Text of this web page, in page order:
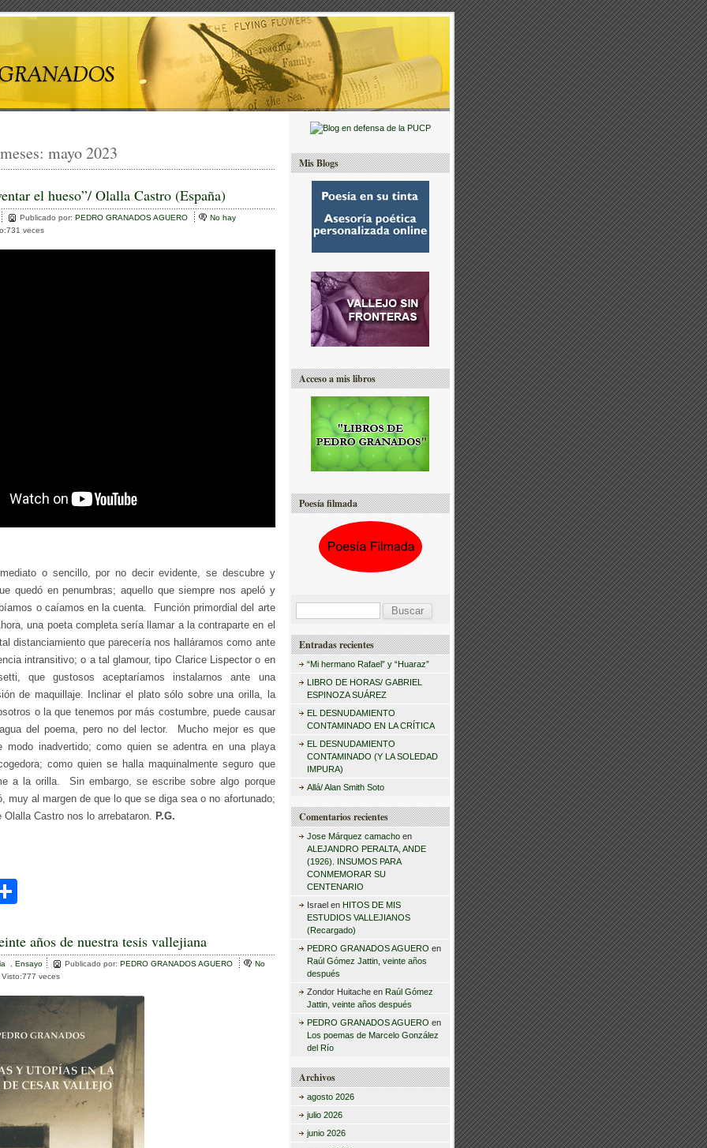
mayo 2023
el hueso”/ Olalla Castro (España)
Publicado por: PEDRO GRANADOS AGUERO
No hay
veces
o sencillo, por no decir evidente, se descubre y
quedó en penumbras; aquello que siempre nos apeló y
o caíamos en la cuenta. Función primordial del arte
una poeta completa sería llamar a la contraparte en el
distanciamiento que parecería nos halláramos como ante
intransitivo; o a tal glamour, tipo Clarice Lispector o en
que gustosos aceptaríamos instalarnos ante una
de maquillaje. Inclinar el plato sólo sobre una orilla, la
o la que tenemos por más costumbre, puede causar
del poema, pero no del lector. Mucho mejor es que
modo inadvertido; como quien se adentra en una playa
como quien se halla maquinalmente seguro que
a la orilla. Sin embargo, se escribe sobre algo porque
muy al margen de que lo que se diga sea o no afortunado;
Castro nos lo arrebataron. P.G.
m
p
ar
tir
años de nuestra tesis vallejiana
, Ensayo Publicado por: PEDRO GRANADOS AGUERO
No
Visto:777 veces
Mis Blogs
Acceso a mis libros
Poesía filmada
s
r
Entradas recientes
“Mi hermano Rafael” y “Huaraz”
LIBRO DE HORAS/ GABRIEL
ESPINOZA SUÁREZ
EL DESNUDAMIENTO
CONTAMINADO EN LA CRÍTICA
EL DESNUDAMIENTO
CONTAMINADO (Y LA SOLEDAD
IMPURA)
Allá/ Alan Smith Soto
Comentarios recientes
Jose Márquez camachoen
ALEJANDRO PERALTA, ANDE
(1926). INSUMOS PARA
CONMEMORAR SU
CENTENARIO
Israelen HITOS DE MIS
ESTUDIOS VALLEJIANOS
(Recargado)
PEDRO GRANADOS AGUERO en
Raúl Gómez Jattin, veinte años
después
Zondor Huitacheen Raúl Gómez
Jattin, veinte años después
PEDRO GRANADOS AGUERO en
Los poemas de Marcelo González
del Río
Archivos
agosto 2026
julio 2026
junio 2026